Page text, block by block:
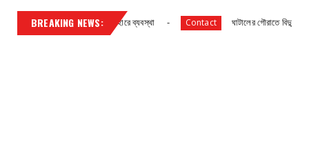
BREAKING NEWS:
বিদ্যালয় ছাত্র ছাত্রীদের আহারে ব্যবস্থা Contact ঘাটালের গৌরাতে বিদ্যুৎ গ্রাহকদের